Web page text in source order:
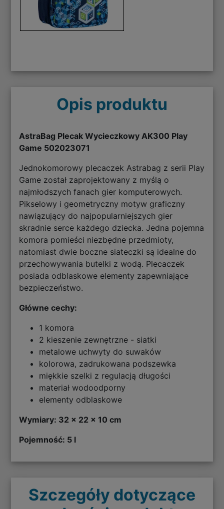
Opis produktu
AstraBag Plecak Wycieczkowy AK300 Play
Game 502023071
Jednokomorowy plecaczek Astrabag z serii Play
Game został zaprojektowany z myślą o
najmłodszych fanach gier komputerowych.
Pikselowy i geometryczny motyw graficzny
nawiązujący do najpopularniejszych gier
skradnie serce każdego dziecka. Jedna pojemna
komora pomieści niezbędne przedmioty,
natomiast dwie boczne siateczki są idealne do
przechowywania butelki z wodą. Plecaczek
posiada odblaskowe elementy zapewniające
bezpieczeństwo.
Główne cechy:
1 komora
2 kieszenie zewnętrzne - siatki
metalowe uchwyty do suwaków
kolorowa, zadrukowana podszewka
miękkie szelki z regulacją długości
materiał wodoodporny
elementy odblaskowe
Wymiary: 32 x 22 x 10 cm
Pojemność: 5 l
Szczegóły dotyczące